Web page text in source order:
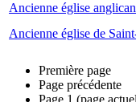
Ancienne église
Ancienne église de
Première page
Page précédente
Page 1 (page